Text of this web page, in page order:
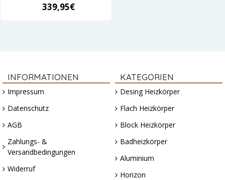
339,95€
INFORMATIONEN
Impressum
Datenschutz
AGB
Zahlungs- &
Versandbedingungen
Widerruf
KATEGORIEN
Desing Heizkörper
Flach Heizkörper
Block Heizkörper
Badheizkörper
Aluminium
Horizon